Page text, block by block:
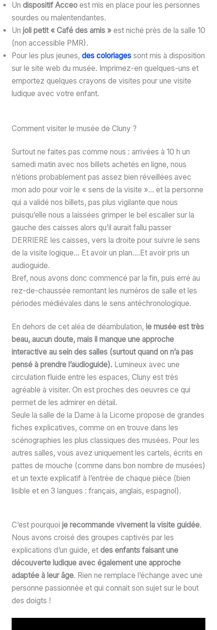
Un dispositif Acceoest mis en place pour les personnes
sourdes ou malentendantes.
Un joli petit « Café des amis »est niché près de la salle 10
(non accessible PMR).
Pour les plus jeunes, des coloriagessont mis à disposition
sur le site web du musée. Imprimez-en quelques-uns et
emportez quelques crayons de visites pour une visite
ludique avec votre enfant.
Comment visiter le musée de Cluny ?
Surtout ne faites pas comme nous : arrivées à 10 h un
samedi matin avec nos billets achetés en ligne, nous
n’étions probablement pas assez bien réveillées avec
mon ado pour voir le « sens de la visite »… et la personne
qui a validé nos billets, pas plus vigilante que nous
puisqu’elle nous a laissées grimper le bel escalier sur la
gauche des caisses alors qu’il aurait fallu passer
DERRIERE les caisses, vers la droite pour suivre le sens
de la visite logique… Et avoir un plan….Et avoir pris un
audioguide.
Bref, nous avons donc commencé par la fin, puis erré au
rez-de-chaussée remontant les numéros de salle et les
périodes médiévales dans le sens antéchronologique.
En dehors de cet aléa de déambulation, le musée est très
beau, aucun doute, mais il manque une approche
interactive au sein des salles (surtout quand on n’a pas
pensé à prendre l’audioguide). Lumineux avec une
circulation fluide entre les espaces, Cluny est très
agréable à visiter. On est proches des oeuvres ce qui
permet de les admirer en détail.
Seule la salle de la Dame à la Licorne propose de grandes
fiches explicatives, comme on en trouve dans les
scénographies les plus classiques des musées. Pour les
autres salles, vous avez uniquement les cartels, écrits en
pattes de mouche (comme dans bon nombre de musées)
et un texte explicatif à l’entrée de chaque pièce (bien
lisible et en 3 langues : français, anglais, espagnol).
C’est pourquoi je recommande vivement la visite guidée.
Nous avons croisé des groupes captivés par les
explications d’un guide, et des enfants faisant une
découverte ludique avec également une approche
adaptée à leur âge. Rien ne remplace l’échange avec une
personne passionnée et qui connait son sujet sur le bout
des doigts !